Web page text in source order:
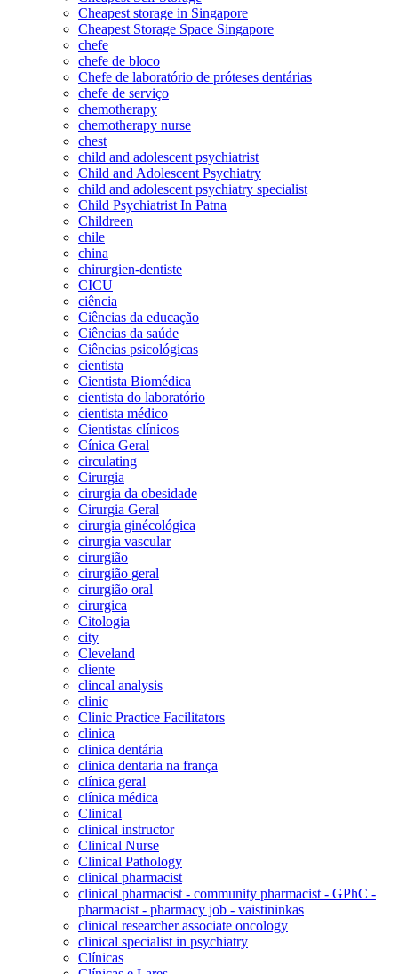
Cheapest storage in Singapore
Cheapest Storage Space Singapore
chefe
chefe de bloco
Chefe de laboratório de próteses dentárias
chefe de serviço
chemotherapy
chemotherapy nurse
chest
child and adolescent psychiatrist
Child and Adolescent Psychiatry
child and adolescent psychiatry specialist
Child Psychiatrist In Patna
Childreen
chile
china
chirurgien-dentiste
CICU
ciência
Ciências da educação
Ciências da saúde
Ciências psicológicas
cientista
Cientista Biomédica
cientista do laboratório
cientista médico
Cientistas clínicos
Cínica Geral
circulating
Cirurgia
cirurgia da obesidade
Cirurgia Geral
cirurgia ginécológica
cirurgia vascular
cirurgião
cirurgião geral
cirurgião oral
cirurgica
Citologia
city
Cleveland
cliente
clincal analysis
clinic
Clinic Practice Facilitators
clinica
clinica dentária
clinica dentaria na frança
clínica geral
clínica médica
Clinical
clinical instructor
Clinical Nurse
Clinical Pathology
clinical pharmacist
clinical pharmacist - community pharmacist - GPhC -
pharmacist - pharmacy job - vaistininkas
clinical researcher associate oncology
clinical specialist in psychiatry
Clínicas